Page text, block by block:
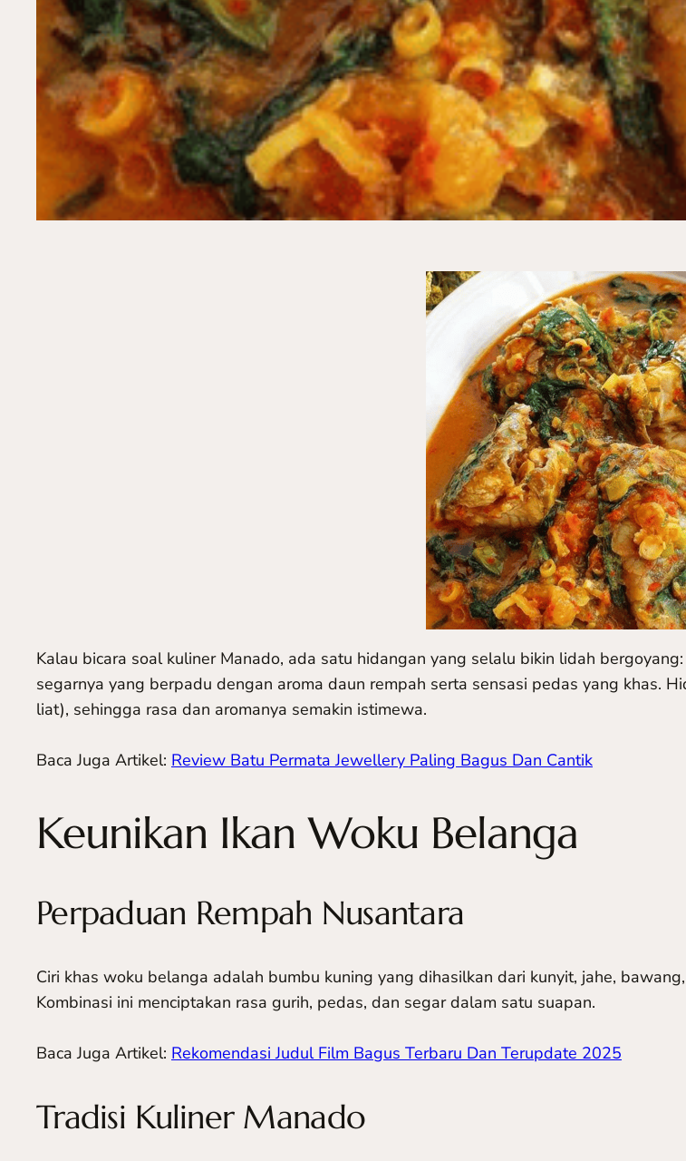
Kalau bicara soal kuliner Manado, ada satu hidangan yang selalu bikin lidah bergoyang:
segarnya yang berpadu dengan aroma daun rempah serta sensasi pedas yang khas.
liat), sehingga rasa dan aromanya semakin istimewa.
Baca Juga Artikel: Review Batu Permata Jewellery Paling Bagus Dan Cantik
Keunikan Ikan Woku Belanga
Perpaduan Rempah Nusantara
Ciri khas woku belanga adalah bumbu kuning yang dihasilkan dari kunyit, jahe,
Kombinasi ini menciptakan rasa gurih, pedas, dan segar dalam satu suapan.
Baca Juga Artikel: Rekomendasi Judul Film Bagus Terbaru Dan Terupdate 2025
Tradisi Kuliner Manado